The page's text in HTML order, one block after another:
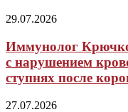
29.07.2026
Иммунолог
с нарушением
ступнях после
27.07.2026